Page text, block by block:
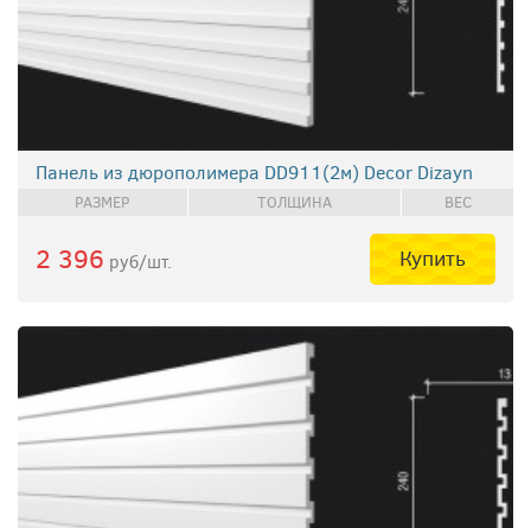
Панель из дюрополимера DD911(2м) Decor Dizayn
РАЗМЕР ТОЛЩИНА ВЕС
2 396 руб/шт. Купить